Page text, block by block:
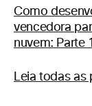
Como
vencedora
nuvem: Parte
Leia todas as